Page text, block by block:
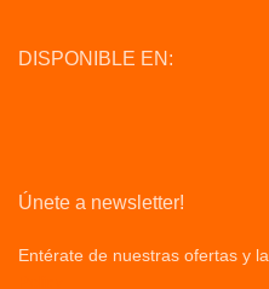
DISPONIBLE EN:
Únete a newsletter!
Entérate de nuestras ofertas y